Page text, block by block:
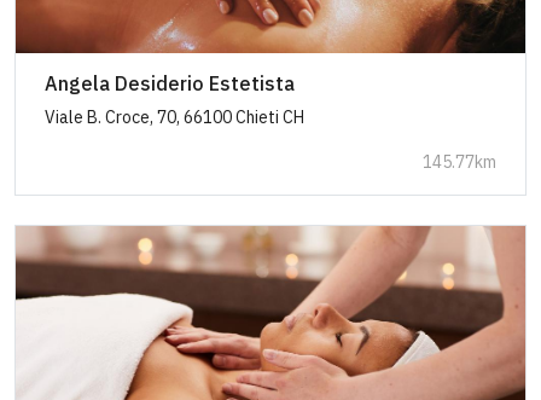
Angela Desiderio Estetista
Viale B. Croce, 70, 66100 Chieti CH
145.77km